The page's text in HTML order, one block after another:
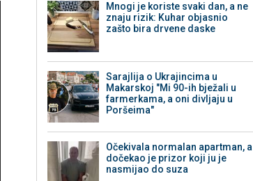
Mnogi je koriste svaki dan, a ne
znaju rizik: Kuhar objasnio
zašto bira drvene daske
Sarajlija o Ukrajincima u
Makarskoj "Mi 90-ih bježali u
farmerkama, a oni divljaju u
Poršeima"
Očekivala normalan apartman, a
dočekao je prizor koji ju je
nasmijao do suza